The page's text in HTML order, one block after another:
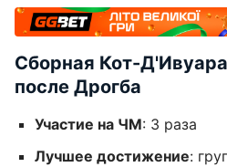
Сборная Кот-
после Дрогба
Участие на ЧМ: 3 раза
Лучшее достижение: